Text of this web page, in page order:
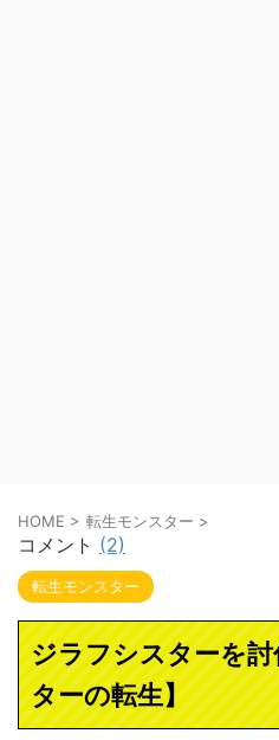
HOME > 転生モンスター >
コメント (2)
転生モンスター
ジラフシスターを
ターの転生】